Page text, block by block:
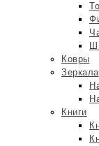
Ковры
Зеркала
Книги